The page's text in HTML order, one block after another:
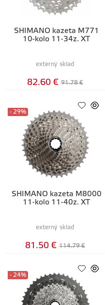
SHIMANO kazeta M771
10-kolo 11-34z. XT
externý sklad
82.60 € 91.78 €
SHIMANO kazeta M8000
11-kolo 11-40z. XT
- 29%
externý sklad
81.50 € 114.79 €
- 24%